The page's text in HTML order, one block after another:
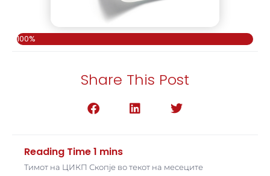
100%
Share This Post
Тимот на ЦИКП Скопје во текот на месеците